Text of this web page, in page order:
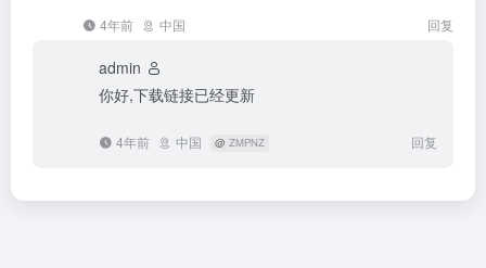
4年前 中国 回复
admin
你好,下载链接已经更新
4年前 中国 @ ZMPNZ 回复